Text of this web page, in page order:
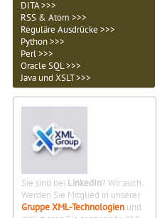
DITA >>>
RSS & Atom >>>
Reguläre Ausdrücke >>>
Python >>>
Perl >>>
Oracle SQL >>>
Java und XSLT >>>
Sie sind bei LinkedIn? Wir auch.
Werden Sie Mitglied in unserer
Gruppe XML-Technologien und